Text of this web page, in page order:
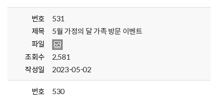
번호
531
제목
5월 가정의 달 가족 방문 이벤트
파일
조회수
2,581
작성일
2023-05-02
번호
530